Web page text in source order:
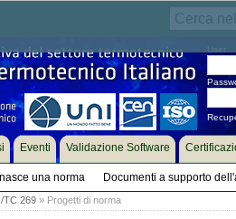
una norma Documenti a supporto
Eventi Validazione Software
TC 269» Progetti di norma